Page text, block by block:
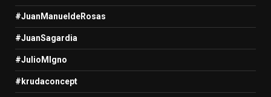
#JuanManueldeRosas
#JuanSagardia
#JulioMIgno
#krudaconcept